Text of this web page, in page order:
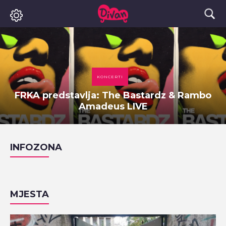
KONCERTI
FRKA predstavlja: The Bastardz & Rambo
Amadeus LIVE
INFOZONA
MJESTA